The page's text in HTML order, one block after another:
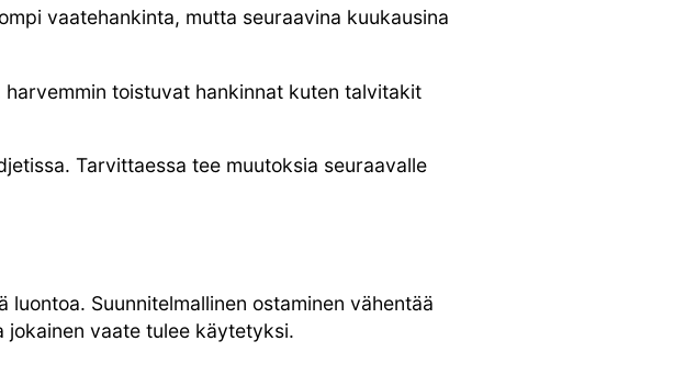
vaatehankinta, mutta seuraavina kuukausina
toistuvat hankinnat kuten talvitakit
Tarvittaessa tee muutoksia seuraavalle
Suunnitelmallinen ostaminen vähentää
jokainen vaate tulee käytetyksi.